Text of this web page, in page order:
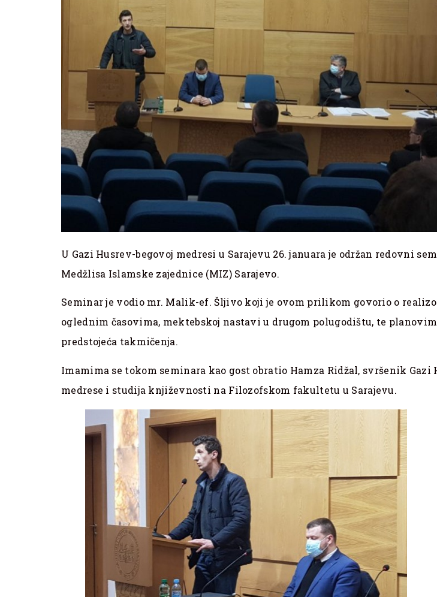
U Gazi Husrev-begovoj medresi u Sarajevu 26. januara je održan redovni
Medžlisa Islamske zajednice (MIZ) Sarajevo.
Seminar je vodio mr. Malik-ef. Šljivo koji je ovom prilikom govorio o
oglednim časovima, mektebskoj nastavi u drugom polugodištu, te
predstojeća takmičenja.
Imamima se tokom seminara kao gost obratio Hamza Ridžal, svršenik Gazi
medrese i studija književnosti na Filozofskom fakultetu u Sarajevu.